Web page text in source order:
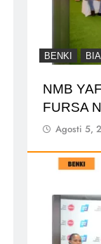
BENKI
NMB
FURSA
Agosti 5,